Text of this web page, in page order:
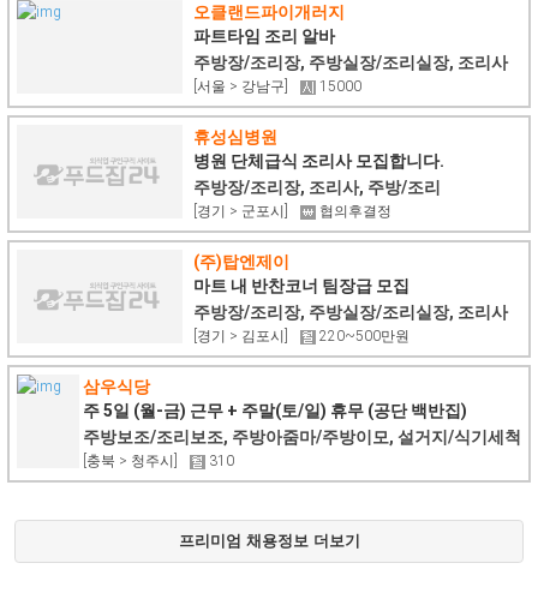
오클랜드파이개러지
파트타임 조리 알바
주방장/조리장, 주방실장/조리실장, 조리사
[서울 > 강남구] 15000
휴성심병원
병원 단체급식 조리사 모집합니다.
주방장/조리장, 조리사, 주방/조리
[경기 > 군포시] 협의후결정
(주)탑엔제이
마트 내 반찬코너 팀장급 모집
주방장/조리장, 주방실장/조리실장, 조리사
[경기 > 김포시] 220~500만원
삼우식당
주 5일 (월-금) 근무 + 주말(토/일) 휴무 (공단 백반집)
주방보조/조리보조, 주방아줌마/주방이모, 설거지/식기세척
[충북 > 청주시] 310
프리미엄 채용정보 더보기